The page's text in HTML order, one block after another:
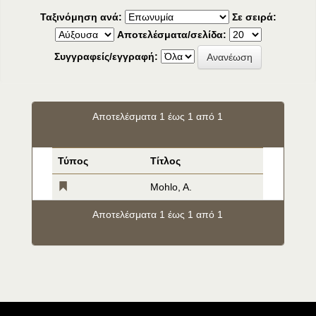
Ταξινόμηση ανά:
Σε σειρά:
Αποτελέσματα/σελίδα:
Συγγραφείς/εγγραφή:
Αποτελέσματα 1 έως 1 από 1
Τύπος Τίτλος
Mohlo, A.
Αποτελέσματα 1 έως 1 από 1